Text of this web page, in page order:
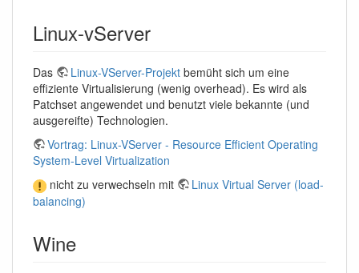
Linux-vServer
Das Linux-VServer-Projekt bemüht sich um eine
effiziente Virtualisierung (wenig overhead). Es wird als
Patchset angewendet und benutzt viele bekannte (und
ausgereifte) Technologien.
Vortrag: Linux-VServer - Resource Efficient Operating
System-Level Virtualization
nicht zu verwechseln mit
Linux Virtual Server (load-
balancing)
Wine